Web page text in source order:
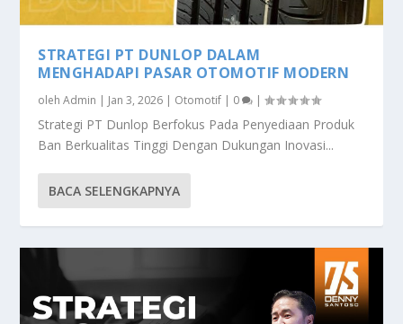
STRATEGI PT DUNLOP DALAM
MENGHADAPI PASAR OTOMOTIF MODERN
olehAdmin | Jan 3, 2026 | Otomotif | 0 |
Strategi PT Dunlop Berfokus Pada Penyediaan Produk
Ban Berkualitas Tinggi Dengan Dukungan Inovasi...
BACA SELENGKAPNYA